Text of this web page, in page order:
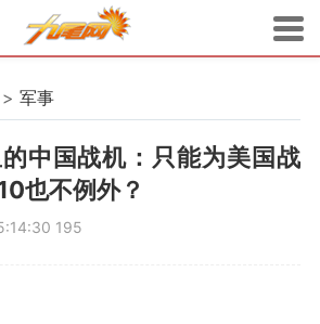
> 军事
中国战机：只能为美国战
也不例外？
195